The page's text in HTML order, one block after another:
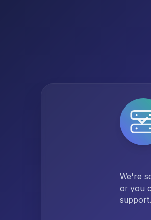
We're
or you
support.